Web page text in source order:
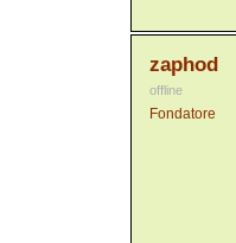
zaphod
offline
Fondatore